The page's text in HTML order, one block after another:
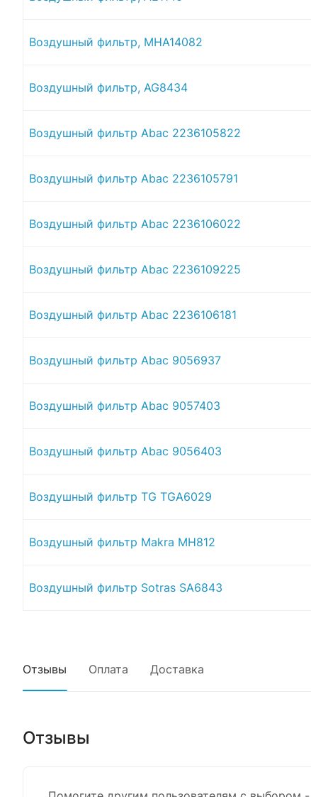
Воздушный фильтр, MHA14082
Воздушный фильтр, AG8434
Воздушный фильтр Abac 2236105822
Воздушный фильтр Abac 2236105791
Воздушный фильтр Abac 2236106022
Воздушный фильтр Abac 2236109225
Воздушный фильтр Abac 2236106181
Воздушный фильтр Abac 9056937
Воздушный фильтр Abac 9057403
Воздушный фильтр Abac 9056403
Воздушный фильтр TG TGA6029
Воздушный фильтр Makra MH812
Воздушный фильтр Sotras SA6843
Отзывы Оплата Доставка
Отзывы